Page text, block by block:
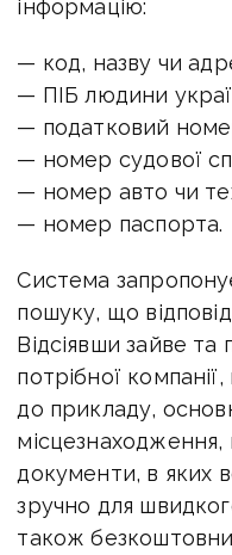
інформацію:
— код, назву чи
— ПІБ людини
— податковий
— номер судової
— номер авто чи
— номер паспорта.
Система
пошуку, що
Відсіявши зайве
потрібної
до прикладу,
документи, в яких
зручно для
також